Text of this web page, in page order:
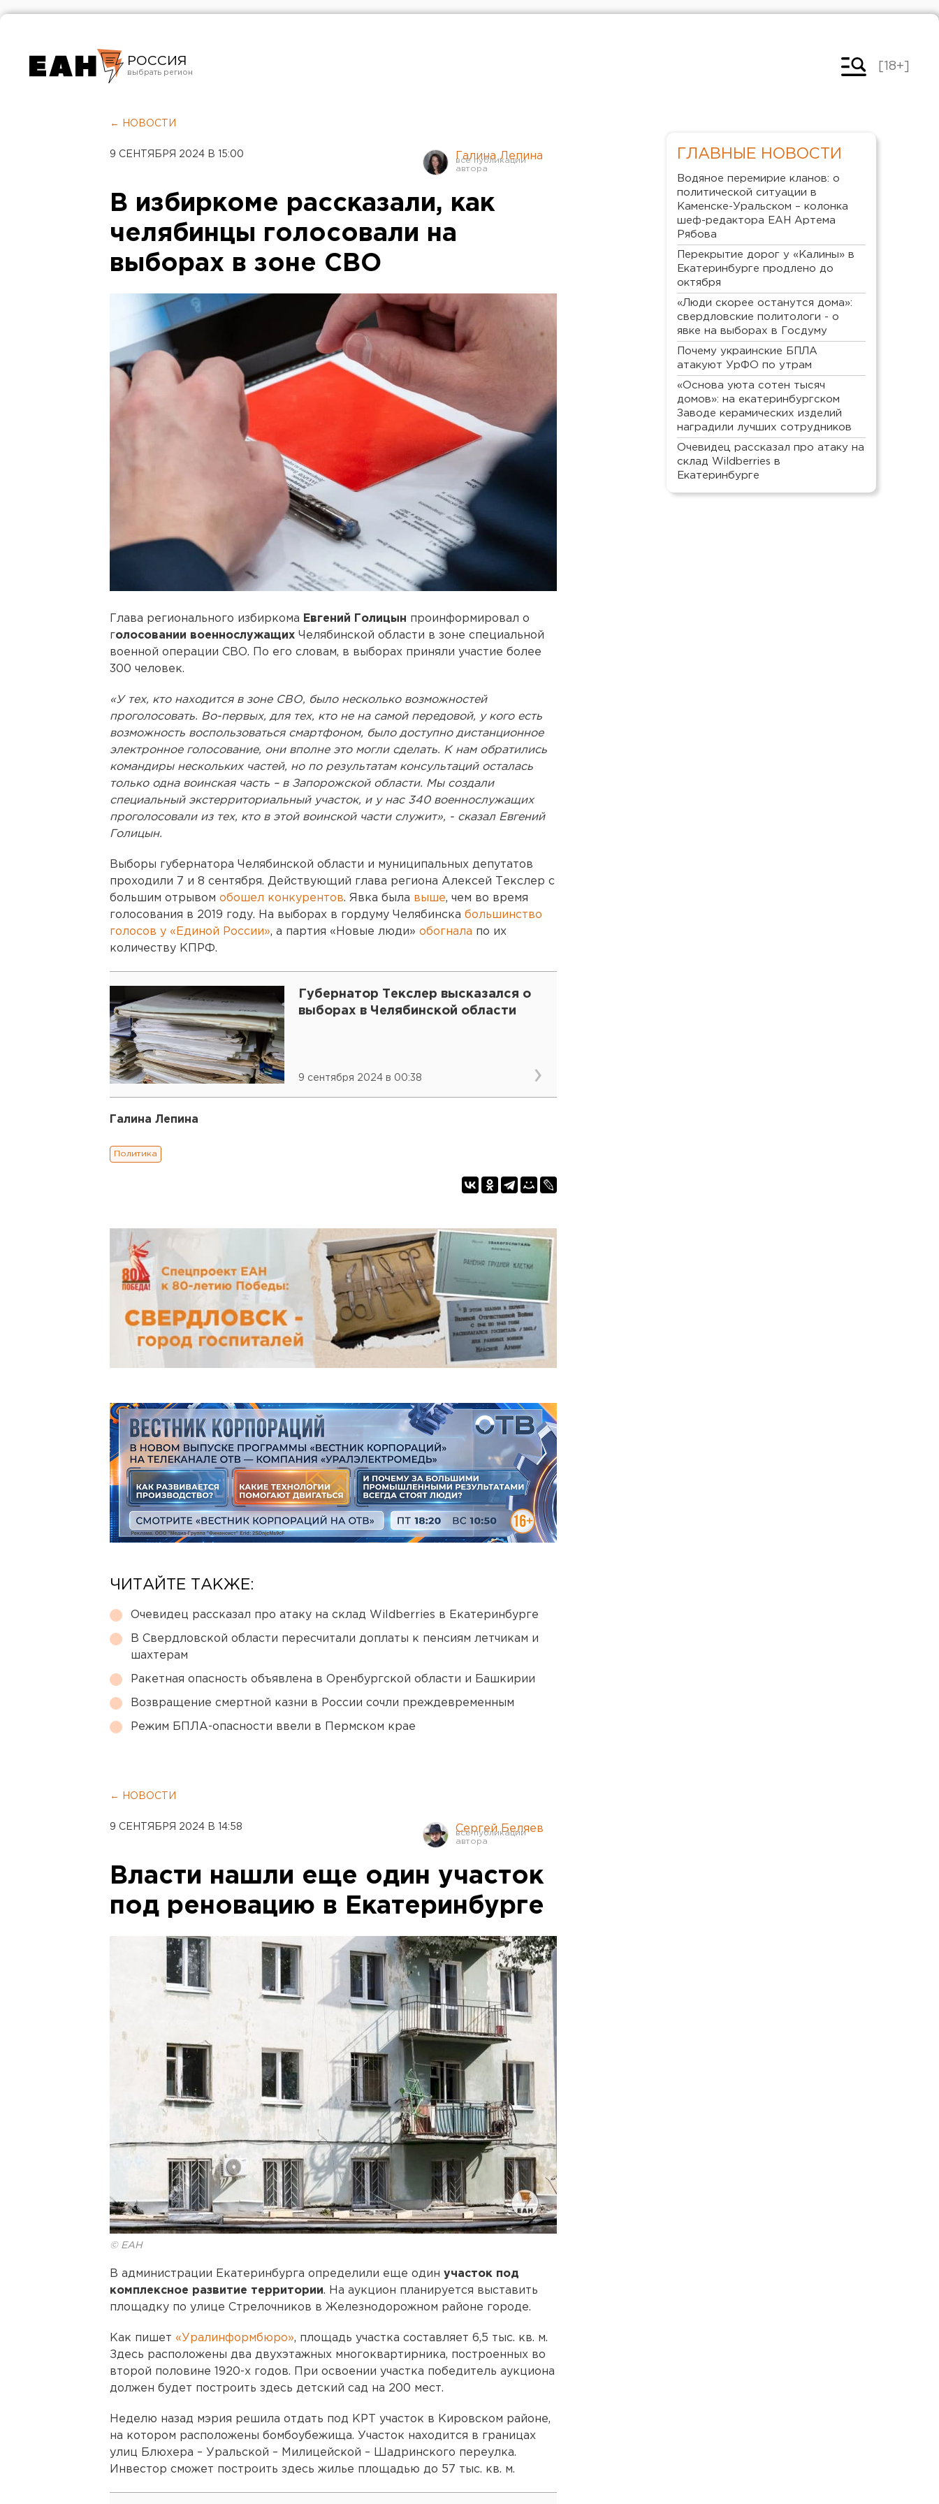
РОССИЯ
Челябинск
[18+]
← НОВОСТИ
9 СЕНТЯБРЯ 2024 В 15:00 Галина Лепина
В избиркоме рассказали, как
челябинцы голосовали на
выборах в зоне СВО
Глава регионального избиркома Евгений Голицын проинформировал о
голосовании военнослужащих Челябинской области в зоне специальной
военной операции СВО. По его словам, в выборах приняли участие более
300 человек.
«У тех, кто находится в зоне СВО, было несколько возможностей
проголосовать. Во-первых, для тех, кто не на самой передовой, у кого есть
возможность воспользоваться смартфоном, было доступно дистанционное
электронное голосование, они вполне это могли сделать. К нам обратились
командиры нескольких частей, но по результатам консультаций осталась
только одна воинская часть – в Запорожской области. Мы создали
специальный экстерриториальный участок, и у нас 340 военнослужащих
проголосовали из тех, кто в этой воинской части служит», - сказал Евгений
Голицын.
Выборы губернатора Челябинской области и муниципальных депутатов
проходили 7 и 8 сентября. Действующий глава региона Алексей Текслер с
большим отрывом обошел конкурентов. Явка была выше, чем во время
голосования в 2019 году. На выборах в гордуму Челябинска большинство
голосов у «Единой России», а партия «Новые люди» обогнала по их
количеству КПРФ.
Губернатор Текслер высказался о
выборах в Челябинской области
9 сентября 2024 в 00:38
Галина Лепина
Политика
ЧИТАЙТЕ ТАКЖЕ:
Очевидец рассказал про атаку на склад Wildberries в Екатеринбурге
В Свердловской области пересчитали доплаты к пенсиям летчикам и
шахтерам
Ракетная опасность объявлена в Оренбургской области и Башкирии
Возвращение смертной казни в России сочли преждевременным
Режим БПЛА-опасности ввели в Пермском крае
← НОВОСТИ
9 СЕНТЯБРЯ 2024 В 14:58 Сергей Беляев
Власти нашли еще один участок
под реновацию в Екатеринбурге
© ЕАН
В администрации Екатеринбурга определили еще один участок под
комплексное развитие территории. На аукцион планируется выставить
площадку по улице Стрелочников в Железнодорожном районе городе.
Как пишет «Уралинформбюро», площадь участка составляет 6,5 тыс. кв. м.
Здесь расположены два двухэтажных многоквартирника, построенных во
второй половине 1920-х годов. При освоении участка победитель аукциона
должен будет построить здесь детский сад на 200 мест.
Неделю назад мэрия решила отдать под КРТ участок в Кировском районе,
на котором расположены бомбоубежища. Участок находится в границах
улиц Блюхера – Уральской – Милицейской – Шадринского переулка.
Инвестор сможет построить здесь жилье площадью до 57 тыс. кв. м.
ГЛАВНЫЕ НОВОСТИ
Водяное перемирие кланов: о
политической ситуации в
Каменске-Уральском – колонка
шеф-редактора ЕАН Артема
Рябова
Перекрытие дорог у «Калины» в
Екатеринбурге продлено до
октября
«Люди скорее останутся дома»:
свердловские политологи - о
явке на выборах в Госдуму
Почему украинские БПЛА
атакуют УрФО по утрам
«Основа уюта сотен тысяч
домов»: на екатеринбургском
Заводе керамических изделий
наградили лучших сотрудников
Очевидец рассказал про атаку на
склад Wildberries в
Екатеринбурге